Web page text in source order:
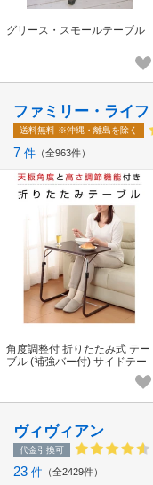
グリース・スモールテーブル
ファミリー・ライフ
送料無料 ※沖縄・離島を除く
7 件 全963件
角度調整付 折りたたみ式 テー
ブル (補強バー付) サイドテー
ヴィヴィアン
代金引換可
23 件 全2429件